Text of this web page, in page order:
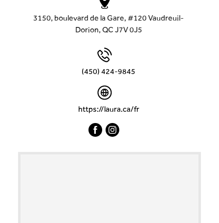
3150, boulevard de la Gare, #120 Vaudreuil-
Dorion, QC J7V 0J5
(450) 424-9845
https://laura.ca/fr